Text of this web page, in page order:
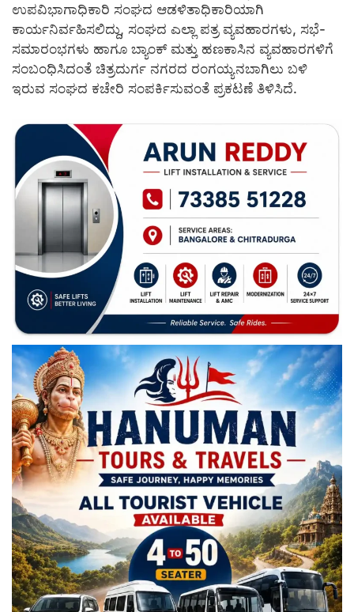
ಉಪವಿಭಾಗಾಧಿಕಾರಿ ಸಂಘದ ಆಡಳಿತಾಧಿಕಾರಿಯಾಗಿ
ಕಾರ್ಯನಿರ್ವಹಿಸಲಿದ್ದು, ಸಂಘದ ಎಲ್ಲಾ ಪತ್ರ ವ್ಯವಹಾರಗಳು, ಸಭೆ-
ಸಮಾರಂಭಗಳು ಹಾಗೂ ಬ್ಯಾಂಕ್ ಮತ್ತು ಹಣಕಾಸಿನ ವ್ಯವಹಾರಗಳಿಗೆ
ಸಂಬಂಧಿಸಿದಂತೆ ಚಿತ್ರದುರ್ಗ ನಗರದ ರಂಗಯ್ಯನಬಾಗಿಲು ಬಳಿ
ಇರುವ ಸಂಘದ ಕಚೇರಿ ಸಂಪರ್ಕಿಸುವಂತೆ ಪ್ರಕಟಣೆ ತಿಳಿಸಿದೆ.